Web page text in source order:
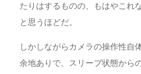
たりはするものの、もはやこれ
と思うほどだ。
しかしながらカメラの操作性自
余地ありで、スリープ状態から